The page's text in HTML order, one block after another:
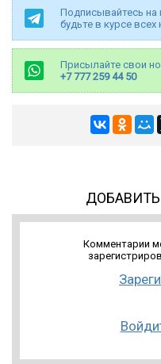
Подписывайтесь на
будьте в курсе всех
Присылайте свои
+7 777 259 44 50
Комментарии